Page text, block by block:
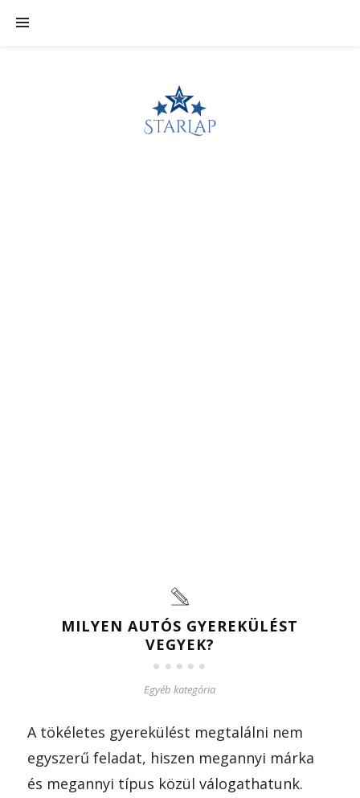
MILYEN AUTÓS GYEREKÜLÉST
VEGYEK?
Egyéb kategória
A tökéletes gyerekülést megtalálni nem
egyszerű feladat, hiszen megannyi márka
és megannyi típus közül válogathatunk.